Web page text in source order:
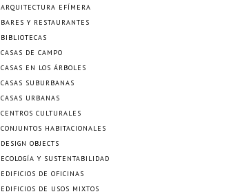
ARQUITECTURA EFÍMERA
BARES Y RESTAURANTES
BIBLIOTECAS
CASAS DE CAMPO
CASAS EN LOS ÁRBOLES
CASAS SUBURBANAS
CASAS URBANAS
CENTROS CULTURALES
CONJUNTOS HABITACIONALES
DESIGN OBJECTS
ECOLOGÍA Y SUSTENTABILIDAD
EDIFICIOS DE OFICINAS
EDIFICIOS DE USOS MIXTOS